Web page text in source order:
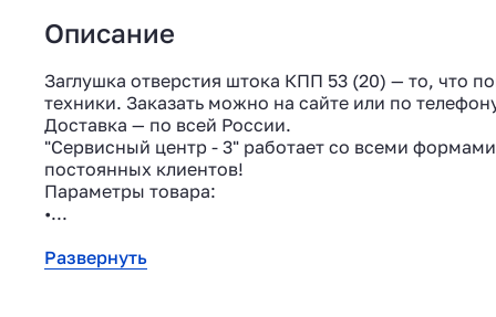
Описание
Заглушка отверстия штока КПП 53 (20) — то, что
техники. Заказать можно на сайте или по
Доставка — по всей России.
"Сервисный центр - 3" работает со всеми
постоянных клиентов!
Параметры товара:
•...
Развернуть